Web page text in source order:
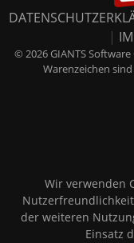
|
© 2026 GIANTS
Warenzeichen
Wir verwenden
der weiteren
Einsatz